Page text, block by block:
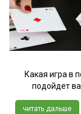
Какая игра в
подойдет
читать дальше